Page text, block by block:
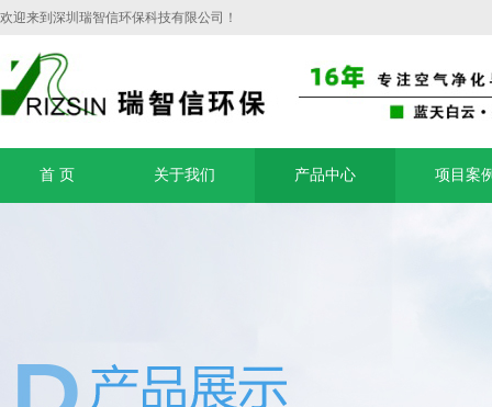
欢迎来到深圳瑞智信环保科技有限公司！
首 页 关于我们 产品中心 项目案